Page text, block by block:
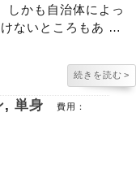
かも自治体によっ
ないところもあ …
続きを読む >
, 単身 費用：